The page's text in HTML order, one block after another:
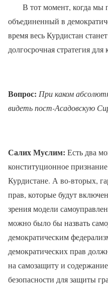
В тот момент, когда
объединенный в
время весь Курдистан
долгосрочная стратегия для
Вопрос: При каком
видеть пост-Асадовскую
Салих Муслим: Есть два
конституционное
Курдистане. А во-вторых,
прав, которые будут
зрения модели
можно было бы назвать
демократическим
демократических прав
на самозащиту и
безопасности для защиты